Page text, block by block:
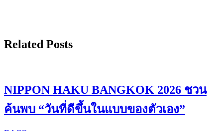
Related Posts
NIPPON HAKU BANGKOK 2026 ชวน
ค้นพบ “วันที่ดีขึ้นในแบบของตัวเอง”